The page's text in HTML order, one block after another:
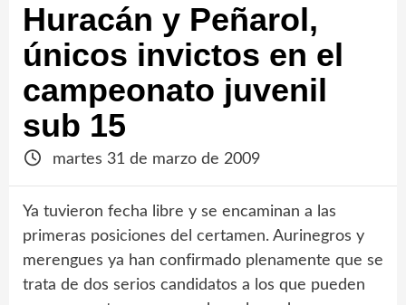
Huracán y Peñarol,
únicos invictos en el
campeonato juvenil
sub 15
martes 31 de marzo de 2009
Ya tuvieron fecha libre y se encaminan a las
primeras posiciones del certamen. Aurinegros y
merengues ya han confirmado plenamente que se
trata de dos serios candidatos a los que pueden